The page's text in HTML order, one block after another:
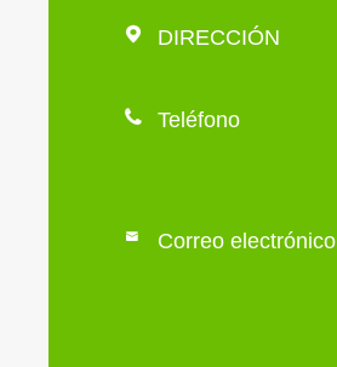
 DIRECCIÓN
 Teléfono
 Correo electrónico